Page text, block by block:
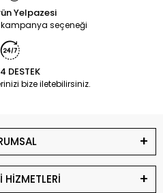
Yelpazesi
seçeneği
DESTEK
bize iletebilirsiniz.
HİZMETLERİ